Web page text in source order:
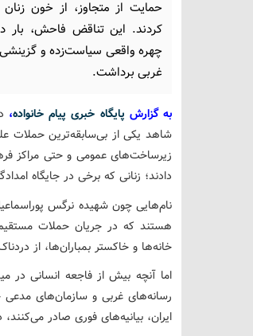
حمایت از متجاوز، از خون زنان
کردند. این تناقض فاحش، بار
چهره واقعی سیاست‌زده و
غربی برداشت.
به گزارش پایگاه خبری پیام خانواده،
شاهد یکی از بی‌سابقه‌ترین حملات
زیرساخت‌های عمومی و حتی مراکز
دادند؛ زنانی که برخی در جایگاه
نام‌هایی چون شهیده نرگس
هستند که در جریان حملات مستقیم
خانه‌ها و خاکستر بمباران‌ها، از
اما آنچه بیش از فاجعه انسانی در
رسانه‌های غربی و سازمان‌های
ایران، بیانیه‌های فوری صادر